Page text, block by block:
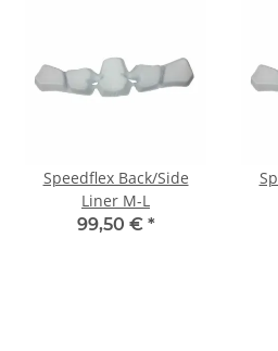
Speedflex Back/Side
Liner M-L
99,50 € *